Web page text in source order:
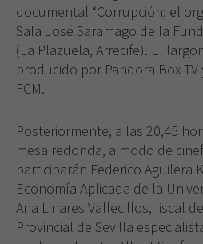
documental “Corrupción: el
Sala José Saramago de la
(La Plazuela, Arrecife). El
producido por Pandora Box
FCM.
Posteriormente, a las 20,45
mesa redonda, a modo de
participarán Federico Aguilera
Economía Aplicada de la
Ana Linares Vallecillos, fiscal
Provincial de Sevilla